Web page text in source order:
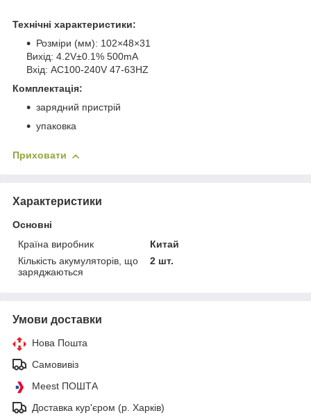
Технічні характеристики:
Розміри (мм): 102×48×31
Вихід: 4.2V±0.1% 500mA
Вхід: AC100-240V 47-63HZ
Комплектація:
зарядний пристрій
упаковка
Приховати
Характеристики
Основні
Країна виробник
Китай
Кількість акумуляторів, що
заряджаються
2 шт.
Умови доставки
Нова Пошта
Самовивіз
Meest ПОШТА
Доставка кур'єром (р. Харків)